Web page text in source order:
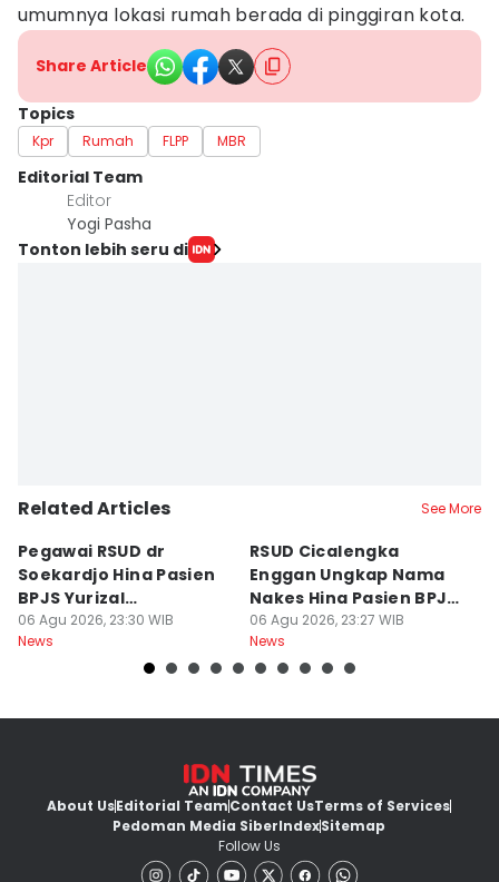
umumnya lokasi rumah berada di pinggiran kota.
Share Article
Topics
Kpr Rumah FLPP MBR
Editorial Team
Editor
Yogi Pasha
Tonton lebih seru di
Related Articles See More
Pegawai RSUD dr
Soekardjo Hina Pasien
BPJS Yurizal
Mengundurkan Diri
06 Agu 2026, 23:30 WIB
News
RSUD Cicalengka
Enggan Ungkap Nama
Nakes Hina Pasien BPJS
Yurizal
06 Agu 2026, 23:27 WIB
News
About UsEditorial TeamContact UsTerms of Services
Pedoman Media SiberIndexSitemap
Follow Us